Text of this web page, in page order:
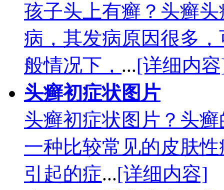
孩子头上有癣？头癣
病，其发病原因很多
般情况下， ...[详细内
头癣初症状图片
头癣初症状图片？头
一种比较常见的皮肤
引起的症...[详细内容]